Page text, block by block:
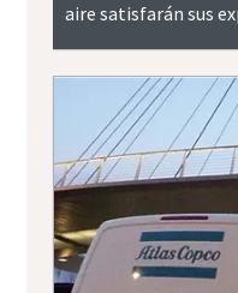
aire satisfarán sus